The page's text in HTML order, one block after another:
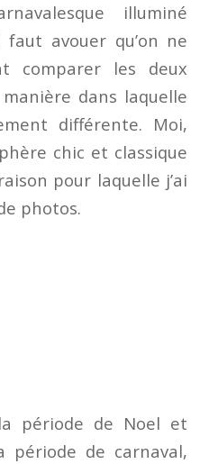
illuminé
avouer qu’on ne
comparer les deux
dans laquelle
différente. Moi,
chic et classique
pour laquelle j’ai
photos.
période de Noel et
période de carnaval,